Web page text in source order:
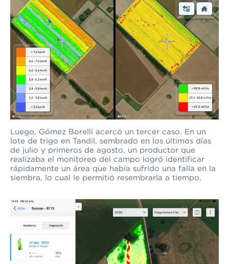
Luego, Gómez Borelli acercó un tercer caso. En un
lote de trigo en Tandil, sembrado en los últimos días
de julio y primeros de agosto, un productor que
realizaba el monitoreo del campo logró identificar
rápidamente un área que había sufrido una falla en la
siembra, lo cual le permitió resembrarla a tiempo.